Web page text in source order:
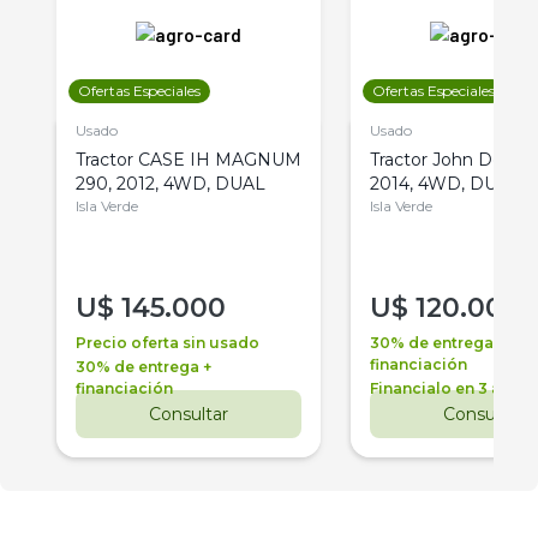
Ofertas Especiales
Usado
Tractor CASE IH MAGNUM
290, 2012, 4WD, DUAL
Isla Verde
U$ 145.000
Precio oferta sin usado
30% de entrega +
financiación
Consultar
Ofertas Especiales
Usado
Tractor John Deere
2014, 4WD, DUAL
Isla Verde
U$ 120.000
30% de entrega +
financiación
Financialo en 3 años
Consultar